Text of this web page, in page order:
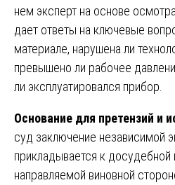
нем эксперт на основе
дает ответы на ключевые
материале, нарушена ли
превышено ли рабочее
ли эксплуатировался прибор.
Основание для претензий и
суд заключение независимой
прикладывается к досудебной
направляемой виновной